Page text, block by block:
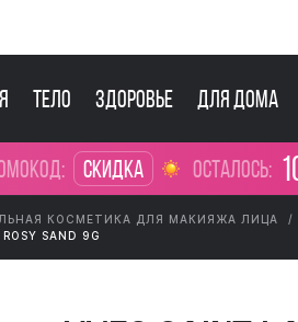
Тело Здоровье Для дома
Скидка осталось:
КОСМЕТИКА ДЛЯ МАКИЯЖА ЛИЦА
SAND 9G